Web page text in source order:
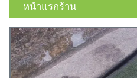
หน้าแรกร้าน